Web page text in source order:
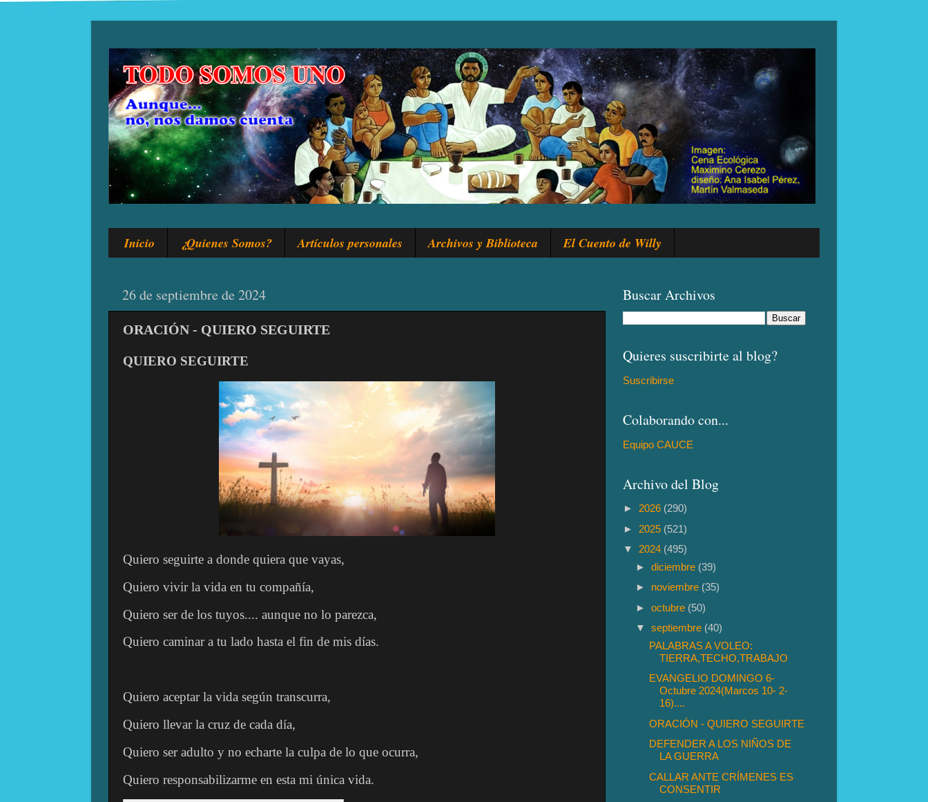
Inicio ¿Quienes Somos? Artículos personales Archivos y Biblioteca El Cuento de Willy
26 de septiembre de 2024
ORACIÓN - QUIERO SEGUIRTE
QUIERO SEGUIRTE
Quiero seguirte a donde quiera que vayas,
Quiero vivir la vida en tu compañía,
Quiero ser de los tuyos.... aunque no lo parezca,
Quiero caminar a tu lado hasta el fin de mis días.
Quiero aceptar la vida según transcurra,
Quiero llevar la cruz de cada día,
Quiero ser adulto y no echarte la culpa de lo que ocurra,
Quiero responsabilizarme en esta mi única vida.
Buscar Archivos
Quieres suscribirte al blog?
Suscribirse
Colaborando con...
Equipo CAUCE
Archivo del Blog
► 2026 (290)
► 2025 (521)
▼ 2024 (495)
►diciembre (39)
► noviembre (35)
►octubre (50)
▼septiembre (40)
PALABRAS A VOLEO:
TIERRA,TECHO,TRABAJO
EVANGELIO DOMINGO 6-
Octubre 2024(Marcos 10- 2-
16)....
ORACIÓN - QUIERO SEGUIRTE
DEFENDER A LOS NIÑOS DE
LA GUERRA
CALLAR ANTE CRÍMENES ES
CONSENTIR